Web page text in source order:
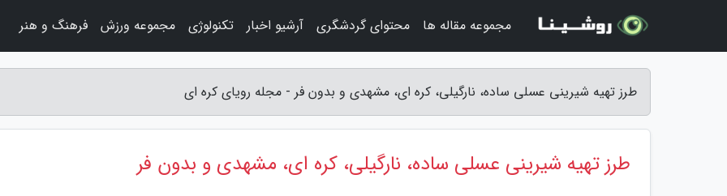
طرز تهیه شیرینی عسلی ساده، نارگیلی، کره ای، مشهدی و بدون فر - مجله رویای کره ای
طرز تهیه شیرینی عسلی ساده، نارگیلی، کره ای، مشهدی و بدون فر
مجموعه مقاله ها محتوای گردشگری آرشیو اخبار تکنولوژی مجموعه ورزش فرهنگ و هنر